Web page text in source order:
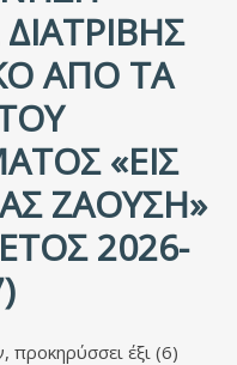
ΑΠΌ ΤΑ
«ΕΙΣ
ΖΑΟΎΣΗ»
2026-
έξι (6)